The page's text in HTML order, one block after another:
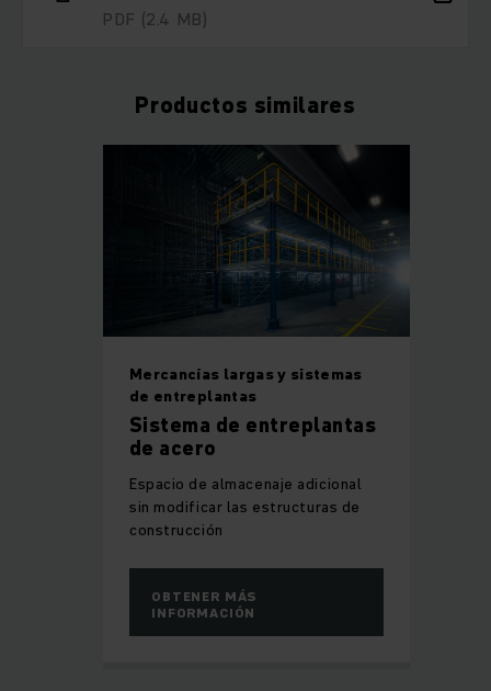
PDF (2.4 MB)
Productos similares
Mercancías largas y sistemas
de entreplantas
Sistema de entreplantas
de acero
Espacio de almacenaje adicional
sin modificar las estructuras de
construcción
OBTENER MÁS
INFORMACIÓN